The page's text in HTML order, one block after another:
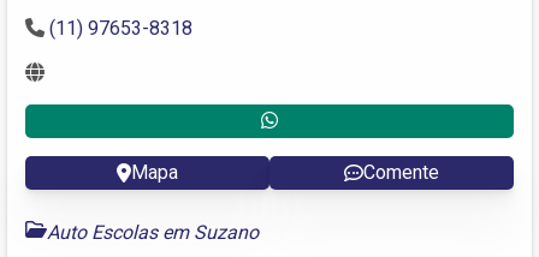
(11) 97653-8318
Mapa Comente
Auto Escolas em Suzano